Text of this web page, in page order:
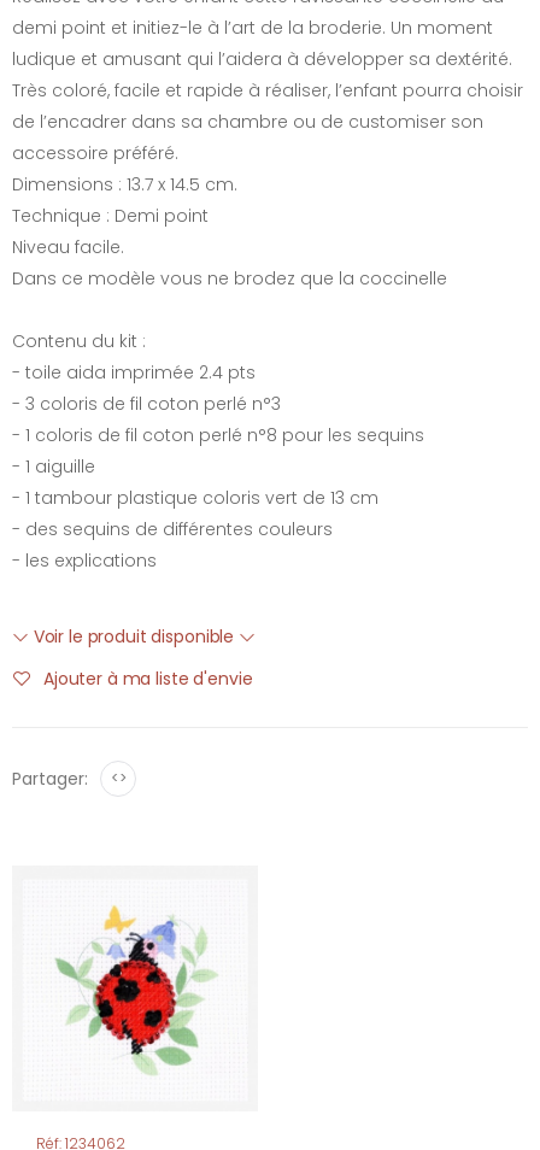
demi point et initiez-le à l’art de la broderie. Un moment
ludique et amusant qui l’aidera à développer sa dextérité.
Très coloré, facile et rapide à réaliser, l’enfant pourra choisir
de l’encadrer dans sa chambre ou de customiser son
accessoire préféré.
Dimensions : 13.7 x 14.5 cm.
Technique : Demi point
Niveau facile.
Dans ce modèle vous ne brodez que la coccinelle
Contenu du kit :
- toile aida imprimée 2.4 pts
- 3 coloris de fil coton perlé n°3
- 1 coloris de fil coton perlé n°8 pour les sequins
- 1 aiguille
- 1 tambour plastique coloris vert de 13 cm
- des sequins de différentes couleurs
- les explications
Voir le produit disponible
Ajouter à ma liste d'envie
Partager: <>
Réf: 1234062